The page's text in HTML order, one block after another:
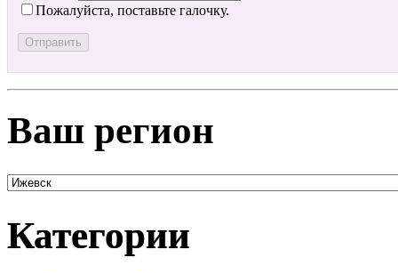
Пожалуйста, поставьте галочку.
Ваш регион
Категории